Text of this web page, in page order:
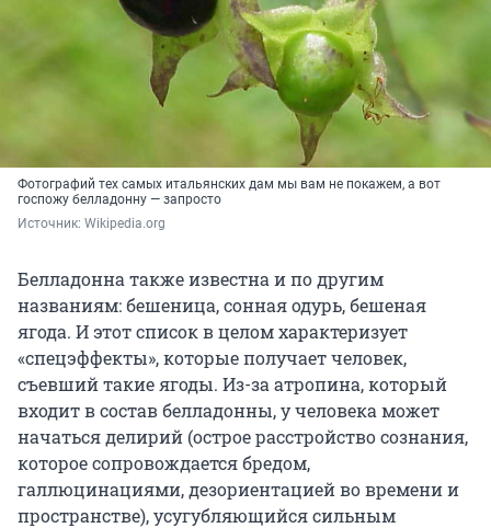
Фотографий тех самых итальянских дам мы вам не покажем, а вот
госпожу белладонну — запросто
Источник: Wikipedia.org
Белладонна также известна и по другим
названиям: бешеница, сонная одурь, бешеная
ягода. И этот список в целом характеризует
«спецэффекты», которые получает человек,
съевший такие ягоды. Из-за атропина, который
входит в состав белладонны, у человека может
начаться делирий (острое расстройство сознания,
которое сопровождается бредом,
галлюцинациями, дезориентацией во времени и
пространстве), усугубляющийся сильным